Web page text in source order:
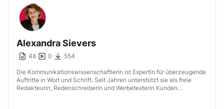
Alexandra Sievers
48 0 554
Die Kommunikationswissenschaftlerin ist Expertin für überzeugende
Auftritte in Wort und Schrift. Seit Jahren unterstützt sie als freie
Redakteurin, Redenschreiberin und Werbetexterin Kunden